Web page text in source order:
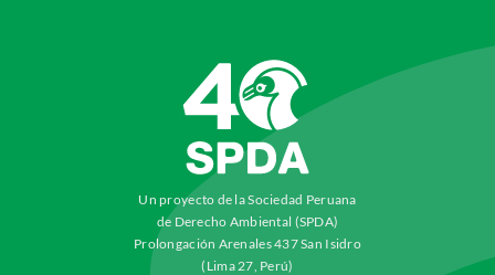
Un proyecto de la Sociedad Peruana
de Derecho Ambiental (SPDA)
Prolongación Arenales 437 San Isidro
(Lima 27, Perú)